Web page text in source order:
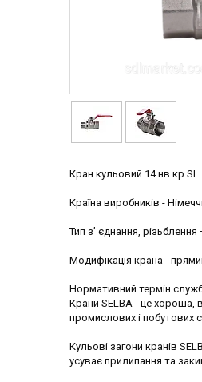
Кран кульовий 14 нв кр SL
Країна виробників -
Тип з’ єднання,
Модифікація крана -
Нормативний термін
Крани SELBA - це хороша,
промислових і побутових
Кульові загони кранів
усуває прилипання та